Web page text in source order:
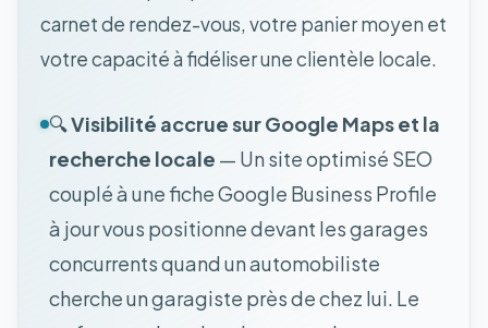
carnet de rendez-vous, votre panier moyen et
votre capacité à fidéliser une clientèle locale.
🔍Visibilité accrue sur Google Maps et la
recherche locale — Un site optimisé SEO
couplé à une fiche Google Business Profile
à jour vous positionne devant les garages
concurrents quand un automobiliste
cherche un garagiste près de chez lui. Le